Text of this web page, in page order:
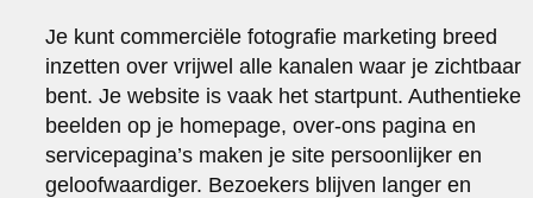
Je kunt commerciële fotografie marketing breed
inzetten over vrijwel alle kanalen waar je zichtbaar
bent. Je website is vaak het startpunt. Authentieke
beelden op je homepage, over-ons pagina en
servicepagina’s maken je site persoonlijker en
geloofwaardiger. Bezoekers blijven langer en